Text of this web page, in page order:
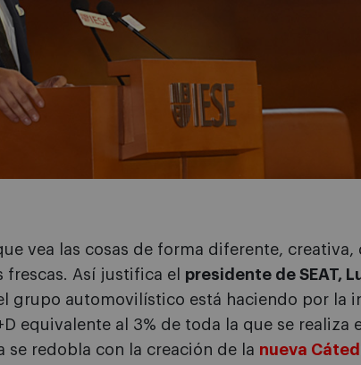
vea las cosas de forma diferente, creativa,
frescas. Así justifica el presidente de SEAT,
grupo automovilístico está haciendo por la
equivalente al 3% de toda la que se realiza
se redobla con la creación de la nueva